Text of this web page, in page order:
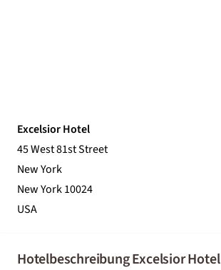
Excelsior Hotel
45 West 81st Street
New York
New York 10024
USA
Hotelbeschreibung Excelsior Hotel